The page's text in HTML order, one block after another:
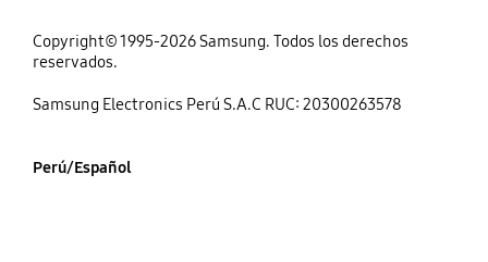
Copyright© 1995-2026 Samsung. Todos los derechos
reservados.
Samsung Electronics Perú S.A.C RUC: 20300263578
Perú/Español